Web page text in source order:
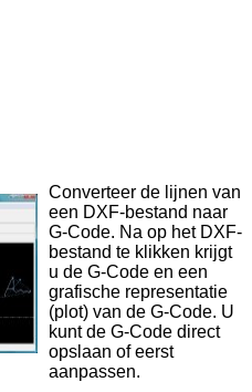
Converteer de lijnen van
een DXF-bestand naar
G-Code. Na op het DXF-
bestand te klikken krijgt
u de G-Code en een
grafische representatie
(plot) van de G-Code. U
kunt de G-Code direct
opslaan of eerst
aanpassen.